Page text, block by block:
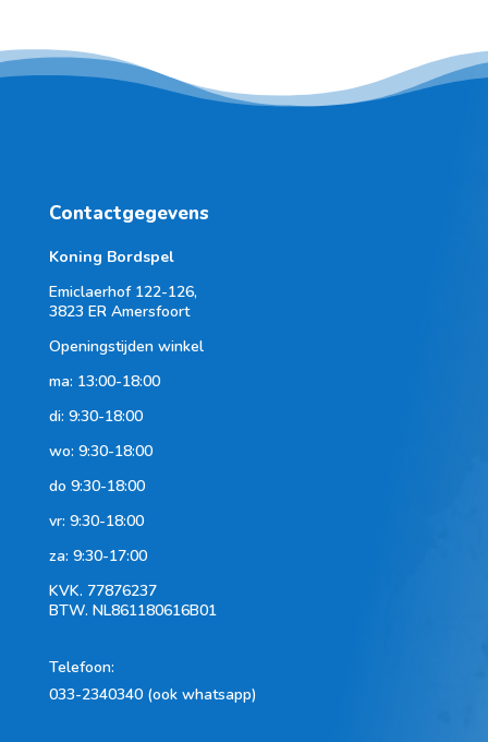
Contactgegevens
Koning Bordspel
Emiclaerhof 122-126,
3823 ER Amersfoort
Openingstijden winkel
ma: 13:00-18:00
di: 9:30-18:00
wo: 9:30-18:00
do 9:30-18:00
vr: 9:30-18:00
za: 9:30-17:00
KVK. 77876237
BTW. NL861180616B01
Telefoon:
033-2340340 (ook whatsapp)